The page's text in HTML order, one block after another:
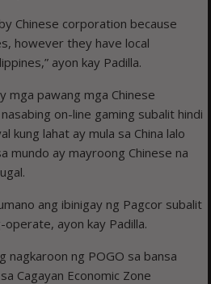
Chinese corporation because
however they have local
ayon kay Padilla.
mga pawang mga Chinese
on-line gaming subalit hindi
kung lahat ay mula sa China lalo
mundo ay mayroong Chinese na
ang ibinigay ng Pagcor subalit
operate, ayon kay Padilla.
nagkaroon ng POGO sa bansa
Cagayan Economic Zone